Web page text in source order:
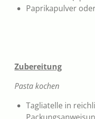
Paprikapulver
Zubereitung
Pasta kochen
Tagliatelle in